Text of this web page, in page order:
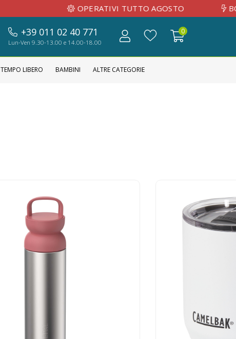
OPERATIVI TUTTO AGOSTO BOZZA
+39 011 02 40 771
Lun-Ven 9.30-13.00 e 14.00-18.00
0
TEMPO LIBERO BAMBINI ALTRE CATEGORIE